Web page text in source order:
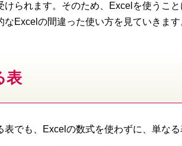
けられます。そのため、Excelを使うこ
なExcelの間違った使い方を見ていきます
表
表でも、Excelの数式を使わずに、単なる